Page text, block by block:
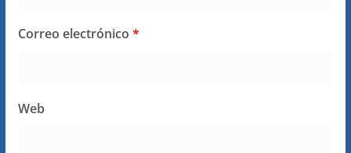
Correo electrónico *
Web